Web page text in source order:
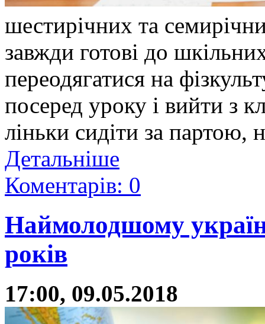
шестирічних та
завжди готові до
переодягатися на
посеред уроку і вийти з
ліньки сидіти за партою,
Детальніше
Коментарів: 0
Наймолодшому
років
17:00, 09.05.2018